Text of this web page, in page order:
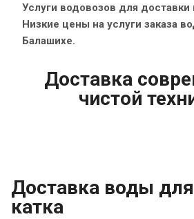
Услуги водовозов для
Низкие цены на услуги заказа
Балашихе.
Доставка
чистой
Доставка воды
катка